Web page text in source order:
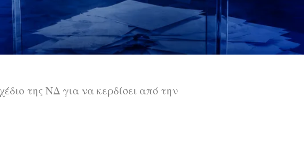
της ΝΔ για να κερδίσει από την